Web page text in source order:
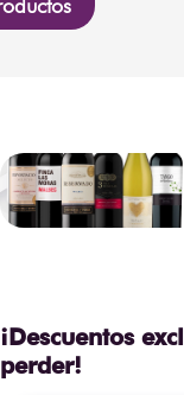
¡Descuentos
perder!